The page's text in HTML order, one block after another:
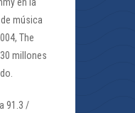
música
The
millones
91.3 /